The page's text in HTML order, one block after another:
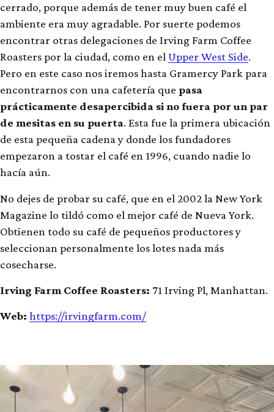
cerrado, porque además de tener muy buen café el
ambiente era muy agradable. Por suerte podemos
encontrar otras delegaciones de Irving Farm Coffee
Roasters por la ciudad, como en elUpper West Side.
Pero en este caso nos iremos hasta Gramercy Park para
encontrarnos con una cafetería que pasa
prácticamente desapercibida si no fuera por un par
de mesitas en su puerta. Esta fue la primera ubicación
de esta pequeña cadena y donde los fundadores
empezaron a tostar el café en 1996, cuando nadie lo
hacía aún.
No dejes de probar su café, que en el 2002 la New York
Magazine lo tildó como el mejor café de Nueva York.
Obtienen todo su café de pequeños productores y
seleccionan personalmente los lotes nada más
cosecharse.
Irving Farm Coffee Roasters: 71 Irving Pl, Manhattan.
Web: https://irvingfarm.com/